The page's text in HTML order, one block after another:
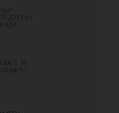
2011 en
1, Ile
tv